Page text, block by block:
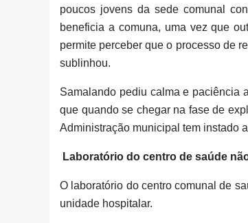
poucos jovens da sede comunal
beneficia a comuna, uma vez que
permite perceber que o processo de
sublinhou.
Samalando pediu calma e paciência
que quando se chegar na fase de
Administração municipal tem instado
Laboratório do centro de saúde
O laboratório do centro comunal de
unidade hospitalar.